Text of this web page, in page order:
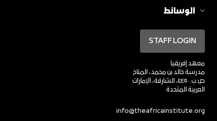
الوسائط
معهد إفريقيا
مدرسة خالد بن محمد، المناخ
ص.ب. ٤٤٩٠، الشارقة، الإمارات
العربية المتحدة
info@theafricainstitute.org
STAFF LOGIN